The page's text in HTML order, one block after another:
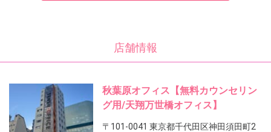
店舗情報
秋葉原オフィス【無料カウンセリン
グ用/天翔万世橋オフィス】
〒101-0041 東京都千代田区神田須田町2